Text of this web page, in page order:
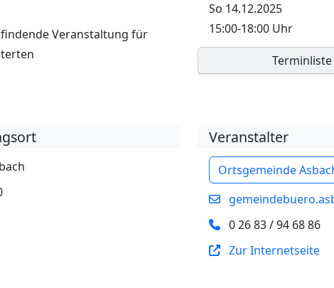
Veranstaltung für
So 14.12.2025
15:00-18:00 Uhr
Veranstalter
Ortsgemeinde
0 26 83 / 94 68 86
Zur Internetseite